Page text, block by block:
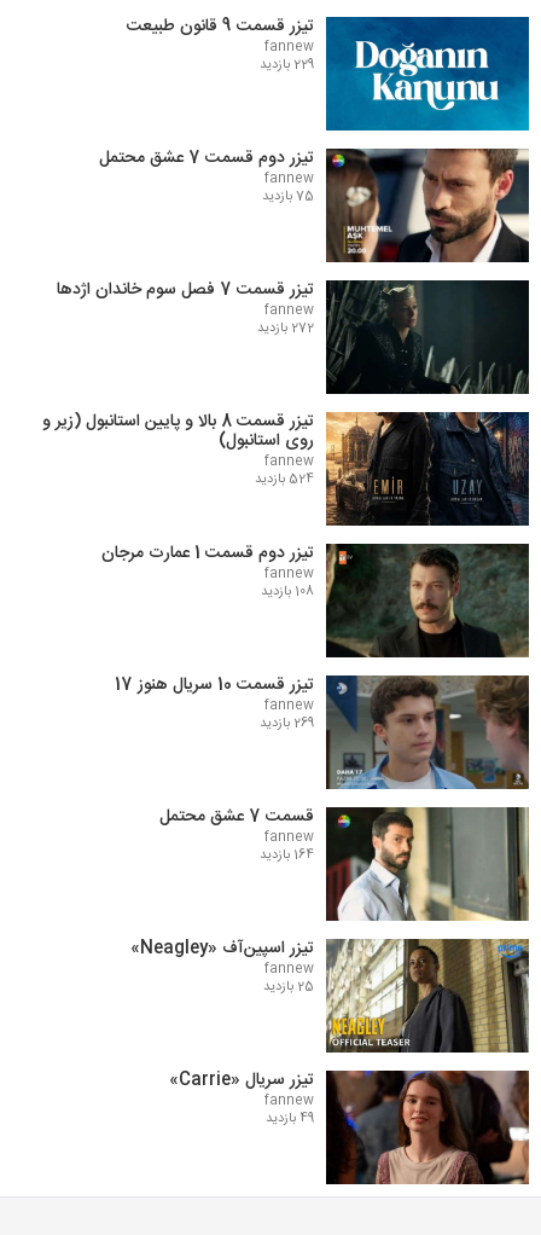
تیزر قسمت 9 قانون طبیعت
fannew
229 بازدید
تیزر دوم قسمت 7 عشق محتمل
fannew
75 بازدید
تیزر قسمت 7 فصل سوم خاندان اژدها
fannew
272 بازدید
تیزر قسمت 8 بالا و پایین استانبول (زیر و
روی استانبول)
fannew
524 بازدید
تیزر دوم قسمت 1 عمارت مرجان
fannew
108 بازدید
تیزر قسمت 10 سریال هنوز 17
fannew
269 بازدید
قسمت 7 عشق محتمل
fannew
164 بازدید
تیزر اسپین‌آف «Neagley»
fannew
25 بازدید
تیزر سریال «Carrie»
fannew
49 بازدید